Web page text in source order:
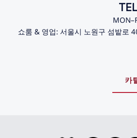
쇼룸 & 영업: 서울시 노원구 섬밭로
카